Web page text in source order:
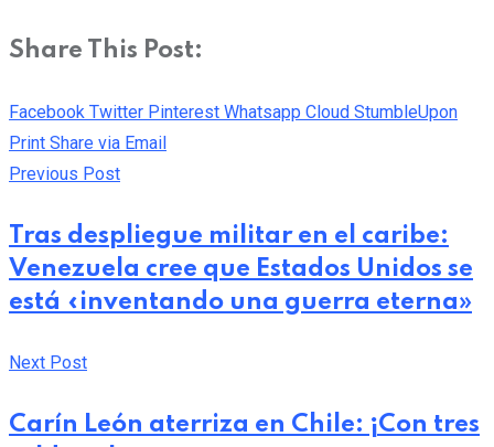
Share This Post:
Facebook Twitter Pinterest Whatsapp Cloud StumbleUpon
Print Share via Email
Previous Post
Tras despliegue militar en el caribe:
Venezuela cree que Estados Unidos se
está «inventando una guerra eterna»
Next Post
Carín León aterriza en Chile: ¡Con tres